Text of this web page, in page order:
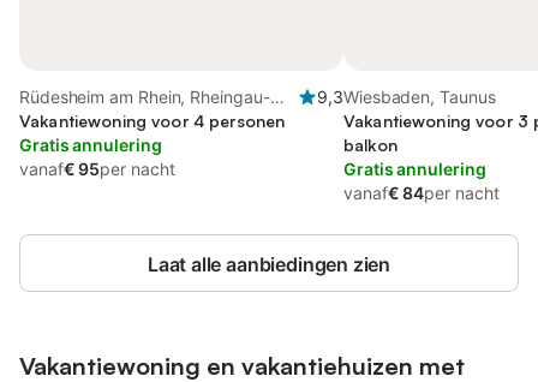
Rüdesheim am Rhein, Rheingau-
Taunus-Kreis
9,3
Vakantiewoning voor 4 personen
Gratis annulering
vanaf€ 95per nacht
Wiesbaden, Taunus
Vakantiewoning voor 3
balkon
Gratis annulering
vanaf€ 84per nacht
Laat alle aanbiedingen zien
Vakantiewoning en vakantiehuizen met